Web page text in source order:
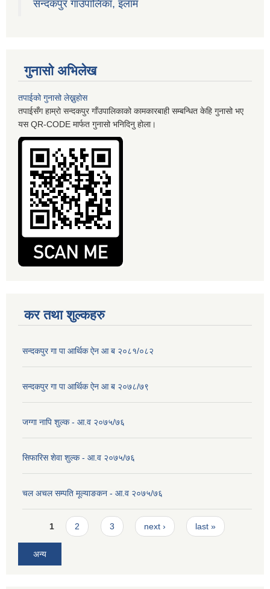
सन्दकपुर गाउँपालिका, इलाम
गुनासो अभिलेख
तपाईको गुनासो लेख्नुहोस
तपाईसँग हाम्रो सन्दकपुर गाँउपालिकाको कामकारबाही सम्बन्धित केहि गुनासो भए
यस QR-CODE मार्फत गुनासो भनिदिनु होला।
कर तथा शुल्कहरु
सन्दकपुर गा पा आर्थिक ऐन आ ब २०८१/०८२
सन्दकपुर गा पा आर्थिक ऐन आ ब २०७८/७९
जग्गा नापि शुल्क - आ.व २०७५/७६
सिफारिस शेवा शुल्क - आ.व २०७५/७६
चल अचल सम्पति मूल्याङकन - आ.व २०७५/७६
Pages
1 2 3 next › last »
अन्य